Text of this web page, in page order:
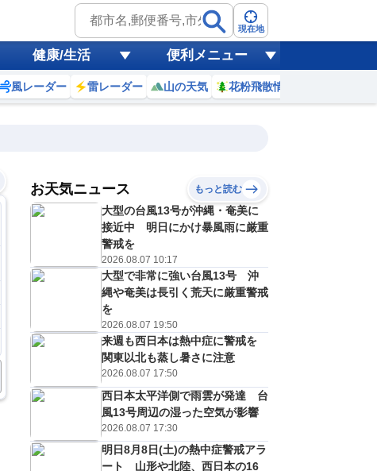
現在地
健康/生活 便利メニュー
風レーダー 雷レーダー 山の天気 花粉飛散情報
18
%
20
(木)
E
28℃
40%
21
(金)
E
28 ℃
40%
予報の
信頼度
B
C
D
お天気ニュース もっと読む
大型の台風13号が沖縄・奄美に
接近中 明日にかけ暴風雨に厳重
警戒を
2026.08.07 10:17
大型で非常に強い台風13号 沖
縄や奄美は長引く荒天に厳重警戒
を
2026.08.07 19:50
来週も西日本は熱中症に警戒を
関東以北も蒸し暑さに注意
2026.08.07 17:50
西日本太平洋側で雨雲が発達 台
風13号周辺の湿った空気が影響
2026.08.07 17:30
明日8月8日(土)の熱中症警戒アラ
ート 山形や北陸、西日本の16